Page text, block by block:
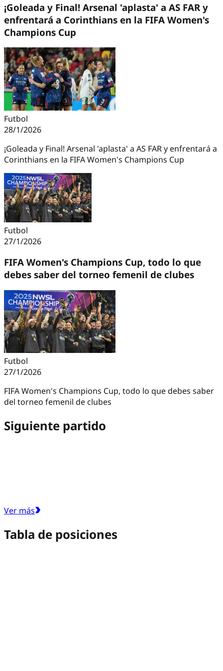
¡Goleada y Final! Arsenal 'aplasta' a AS FAR y
enfrentará a Corinthians en la FIFA Women's
Champions Cup
Futbol
28/1/2026
¡Goleada y Final! Arsenal 'aplasta' a AS FAR y enfrentará a
Corinthians en la FIFA Women's Champions Cup
Futbol
27/1/2026
FIFA Women's Champions Cup, todo lo que
debes saber del torneo femenil de clubes
Futbol
27/1/2026
FIFA Women's Champions Cup, todo lo que debes saber
del torneo femenil de clubes
Siguiente partido
Ver más
Tabla de posiciones